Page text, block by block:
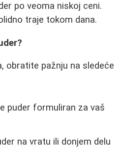
po veoma niskoj ceni.
traje tokom dana.
obratite pažnju na sledeće
puder formuliran za vaš
na vratu ili donjem delu